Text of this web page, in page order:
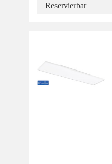
Reservierbar